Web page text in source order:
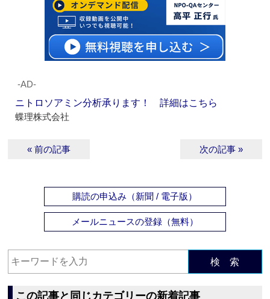
‐AD‐
ニトロソアミン分析承ります！ 詳細はこちら
蝶理株式会社
« 前の記事 次の記事 »
購読の申込み（新聞 / 電子版）
メールニュースの登録（無料）
検 索
この記事と同じカテゴリーの新着記事